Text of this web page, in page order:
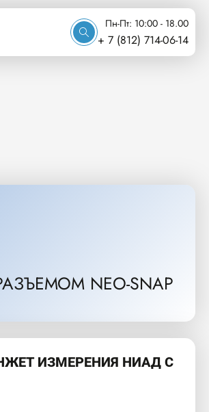
Пн-Пт: 10:00 - 18.00
+ 7 (812) 714-06-14
NEO-SNAP
ИЗМЕРЕНИЯ НИАД С